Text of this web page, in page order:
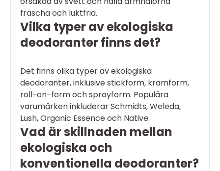
fräscha och luktfria.
Vilka typer av ekologiska
deodoranter finns det?
Det finns olika typer av ekologiska
deodoranter, inklusive stickform, krämform,
roll-on-form och sprayform. Populära
varumärken inkluderar Schmidts, Weleda,
Lush, Organic Essence och Native.
Vad är skillnaden mellan
ekologiska och
konventionella deodoranter?